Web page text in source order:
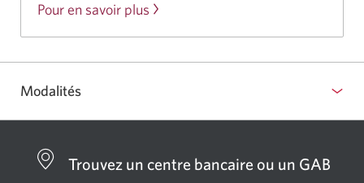
Pour en savoir plus sur
Modalités
Trouvez un centre bancaire ou un GAB